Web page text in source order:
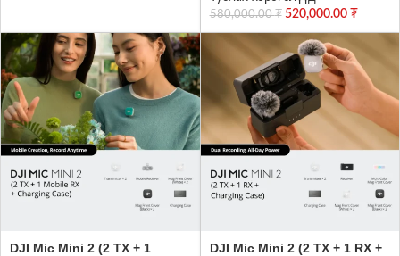
580,000.00₮ 520,000.00 ₮
DJI Mic Mini 2 (2 TX + 1
DJI Mic Mini 2 (2 TX + 1 RX +